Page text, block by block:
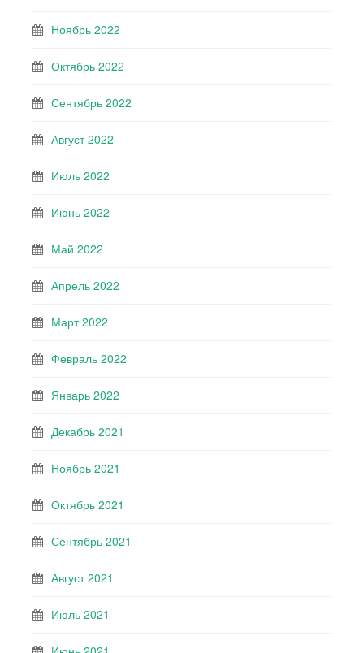
Ноябрь 2022
Октябрь 2022
Сентябрь 2022
Август 2022
Июль 2022
Июнь 2022
Май 2022
Апрель 2022
Март 2022
Февраль 2022
Январь 2022
Декабрь 2021
Ноябрь 2021
Октябрь 2021
Сентябрь 2021
Август 2021
Июль 2021